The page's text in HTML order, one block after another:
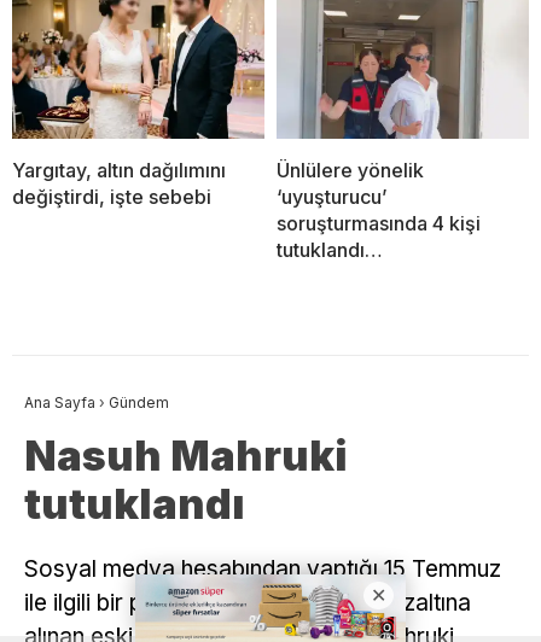
Yargıtay, altın dağılımını
değiştirdi, işte sebebi
Ünlülere yönelik
‘uyuşturucu’
soruşturmasında 4 kişi
tutuklandı…
Ana Sayfa › Gündem
Nasuh Mahruki
tutuklandı
Sosyal medya hesabından yaptığı 15 Temmuz
ile ilgili bir paylaşımı gerekçesiyle gözaltına